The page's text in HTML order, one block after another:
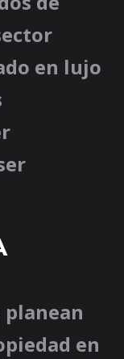
en lujo
planean
en